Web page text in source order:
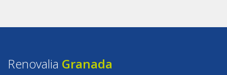
Renovalia Granada